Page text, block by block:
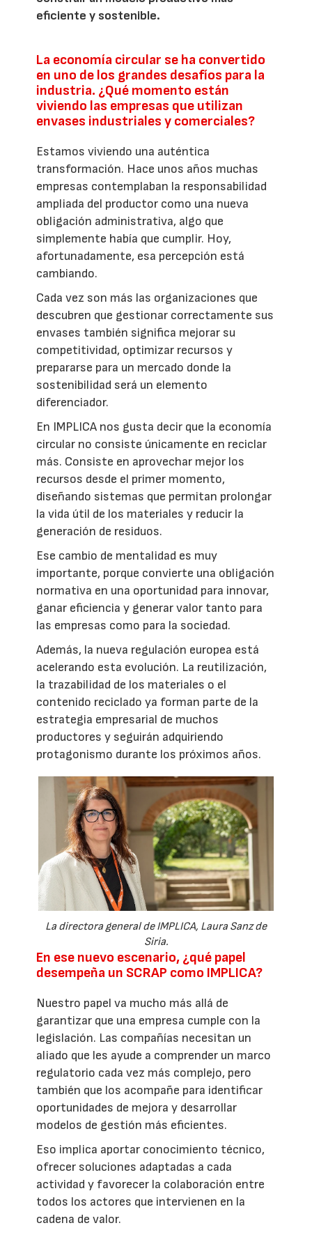
eficiente y sostenible.
La economía circular se ha convertido
en uno de los grandes desafíos para la
industria. ¿Qué momento están
viviendo las empresas que utilizan
envases industriales y comerciales?
Estamos viviendo una auténtica
transformación. Hace unos años muchas
empresas contemplaban la responsabilidad
ampliada del productor como una nueva
obligación administrativa, algo que
simplemente había que cumplir. Hoy,
afortunadamente, esa percepción está
cambiando.
Cada vez son más las organizaciones que
descubren que gestionar correctamente sus
envases también significa mejorar su
competitividad, optimizar recursos y
prepararse para un mercado donde la
sostenibilidad será un elemento
diferenciador.
En IMPLICA nos gusta decir que la economía
circular no consiste únicamente en reciclar
más. Consiste en aprovechar mejor los
recursos desde el primer momento,
diseñando sistemas que permitan prolongar
la vida útil de los materiales y reducir la
generación de residuos.
Ese cambio de mentalidad es muy
importante, porque convierte una obligación
normativa en una oportunidad para innovar,
ganar eficiencia y generar valor tanto para
las empresas como para la sociedad.
Además, la nueva regulación europea está
acelerando esta evolución. La reutilización,
la trazabilidad de los materiales o el
contenido reciclado ya forman parte de la
estrategia empresarial de muchos
productores y seguirán adquiriendo
protagonismo durante los próximos años.
La directora general de IMPLICA, Laura Sanz de
Siria.
En ese nuevo escenario, ¿qué papel
desempeña un SCRAP como IMPLICA?
Nuestro papel va mucho más allá de
garantizar que una empresa cumple con la
legislación. Las compañías necesitan un
aliado que les ayude a comprender un marco
regulatorio cada vez más complejo, pero
también que los acompañe para identificar
oportunidades de mejora y desarrollar
modelos de gestión más eficientes.
Eso implica aportar conocimiento técnico,
ofrecer soluciones adaptadas a cada
actividad y favorecer la colaboración entre
todos los actores que intervienen en la
cadena de valor.